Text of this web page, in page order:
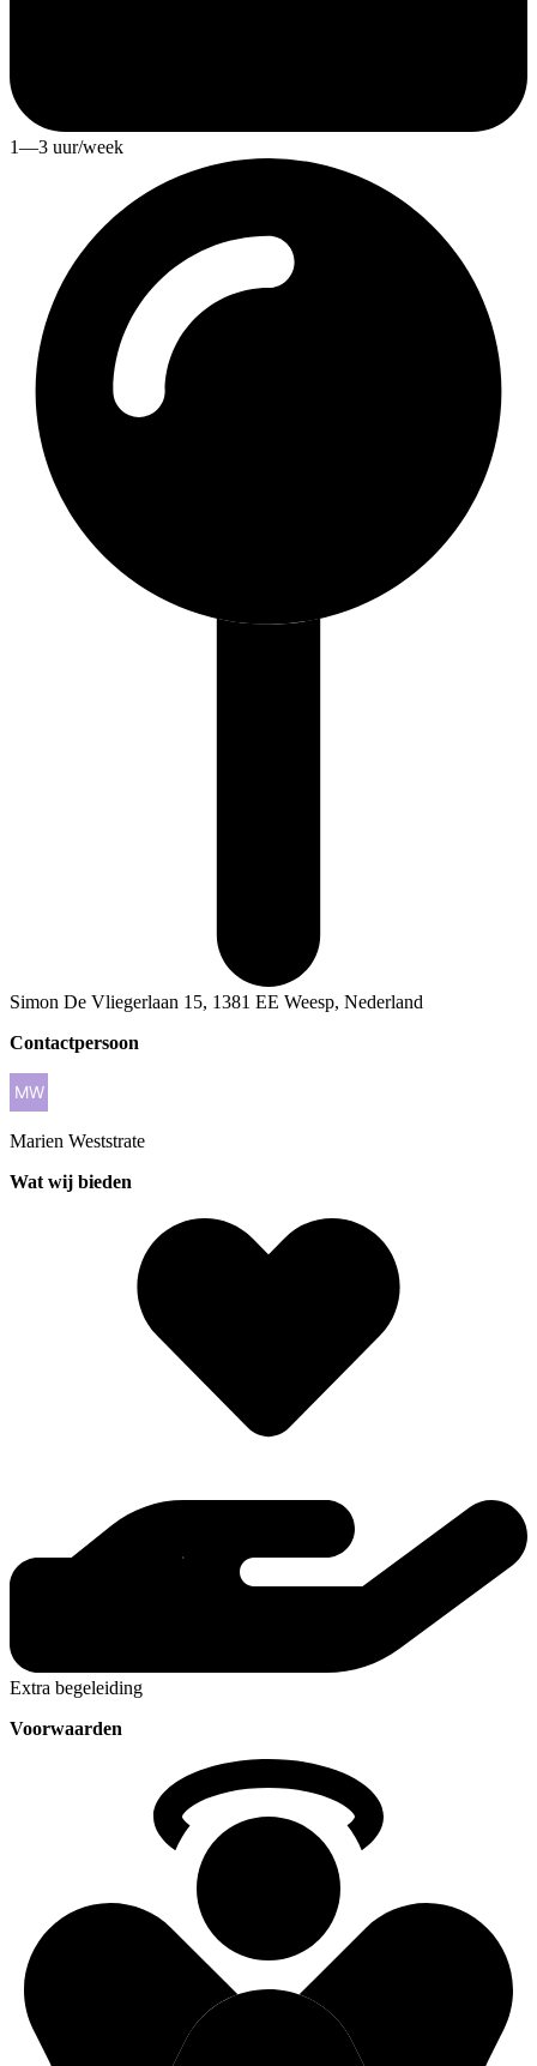
1—3 uur/week
Simon De Vliegerlaan 15, 1381 EE Weesp, Nederland
Contactpersoon
Marien Weststrate
Wat wij bieden
Extra begeleiding
Voorwaarden